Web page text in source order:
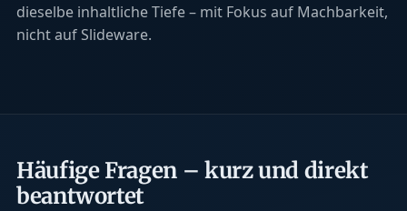
dieselbe inhaltliche Tiefe – mit Fokus auf Machbarkeit,
nicht auf Slideware.
Häufige Fragen – kurz und direkt
beantwortet